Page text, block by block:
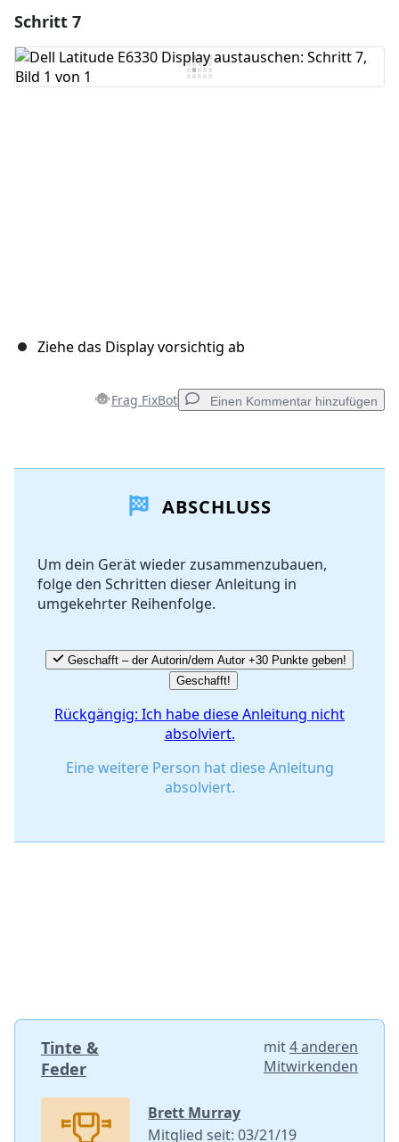
Kommentar hinzufügen
Schritt 7
Ziehe das Display vorsichtig ab
Frag FixBot Einen Kommentar hinzufügen
Kommentar hinzufügen
Abbrechen Kommentieren
ABSCHLUSS
Um dein Gerät wieder zusammenzubauen,
folge den Schritten dieser Anleitung in
umgekehrter Reihenfolge.
Geschafft – der Autorin/dem Autor +30 Punkte geben!
Geschafft!
Rückgängig: Ich habe diese Anleitung nicht
absolviert.
Eine weitere Person hat diese Anleitung
absolviert.
Tinte &
Feder
mit4 anderen
Mitwirkenden
Brett Murray
Mitglied seit: 03/21/19